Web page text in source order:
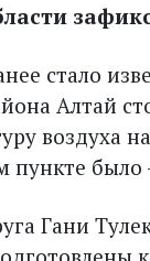
стало
Алтай
воздуха
было
Гани